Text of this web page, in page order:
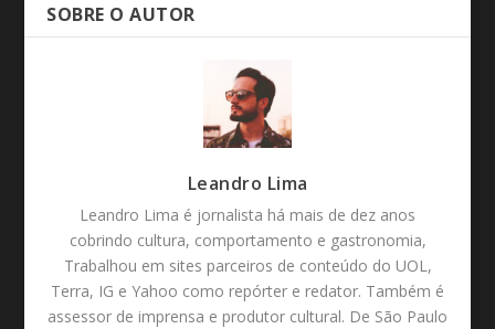
SOBRE O AUTOR
Leandro Lima
Leandro Lima é jornalista há mais de dez anos
cobrindo cultura, comportamento e gastronomia,
Trabalhou em sites parceiros de conteúdo do UOL,
Terra, IG e Yahoo como repórter e redator. Também é
assessor de imprensa e produtor cultural. De São Paulo